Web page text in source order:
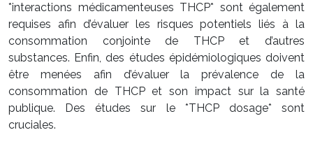
*interactions médicamenteuses THCP* sont également
requises afin d’évaluer les risques potentiels liés à la
consommation conjointe de THCP et d’autres
substances. Enfin, des études épidémiologiques doivent
être menées afin d’évaluer la prévalence de la
consommation de THCP et son impact sur la santé
publique. Des études sur le *THCP dosage* sont
cruciales.